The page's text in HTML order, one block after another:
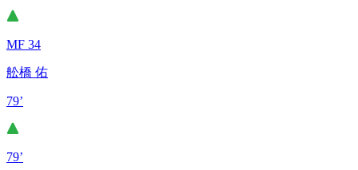
MF 34
舩橋 佑
79’
79’